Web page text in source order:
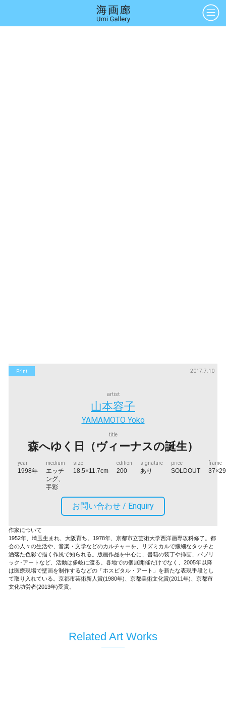
Print 2017.7.10
artist
山本容子
YAMAMOTO Yoko
title
森へゆく日（ヴィーナスの誕生）
year
1998年
medium
エッチ
ング、
手彩
size
18.5×11.7cm
edition
200
signature
あり
price
SOLDOUT
frame
お問い合わせ / Enquiry
作家について
1952年、埼玉生まれ、大阪育ち。1978年、京都市立芸術大学西洋画専攻科修了。都
会の人々の生活や、音楽・文学などのカルチャーを、リズミカルで繊細なタッチと
洒落た色彩で描く作風で知られる。版画作品を中心に、書籍の装丁や挿画、パブリ
ック･アートなど、活動は多岐に渡る。各地での個展開催だけでなく、2005年以降
は医療現場で壁画を制作するなどの「ホスピタル・アート」を新たな表現手段とし
て取り入れている。京都市芸術新人賞(1980年)、京都美術文化賞(2011年)、京都市
文化功労者(2013年)受賞。
Related Art Works